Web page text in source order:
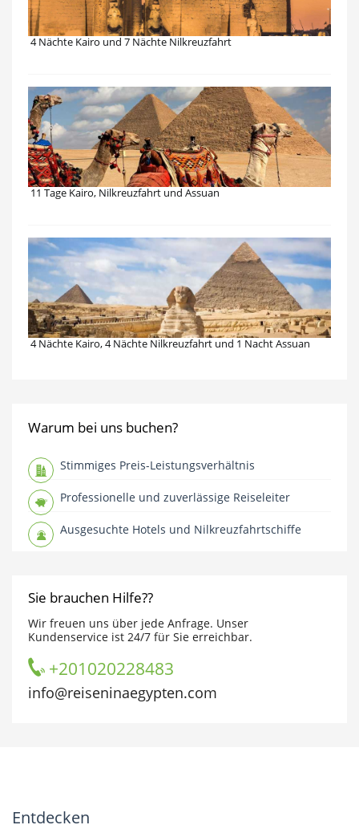
4 Nächte Kairo und 7 Nächte Nilkreuzfahrt
11 Tage Kairo, Nilkreuzfahrt und Assuan
4 Nächte Kairo, 4 Nächte Nilkreuzfahrt und 1 Nacht Assuan
Warum bei uns buchen?
Stimmiges Preis-Leistungsverhältnis
Professionelle und zuverlässige Reiseleiter
Ausgesuchte Hotels und Nilkreuzfahrtschiffe
Sie brauchen Hilfe??
Wir freuen uns über jede Anfrage. Unser
Kundenservice ist 24/7 für Sie erreichbar.
+201020228483
info@reiseninaegypten.com
Entdecken